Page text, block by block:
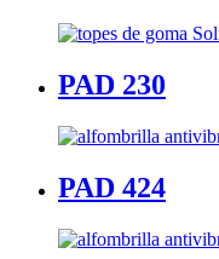
PAD 230
PAD 424